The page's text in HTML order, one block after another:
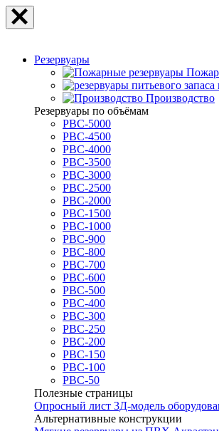
Резервуары
Производство
Резервуары по объёмам
РВС-5000
РВС-4500
РВС-4000
РВС-3500
РВС-3000
РВС-2500
РВС-2000
РВС-1500
РВС-1000
РВС-900
РВС-800
РВС-700
РВС-600
РВС-500
РВС-400
РВС-300
РВС-250
РВС-200
РВС-150
РВС-100
РВС-50
Полезные страницы
Опросный лист 3Д-модель
Альтернативные конструкции